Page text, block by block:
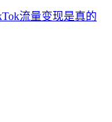
流量变现是真的